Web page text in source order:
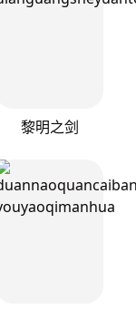
黎明之剑